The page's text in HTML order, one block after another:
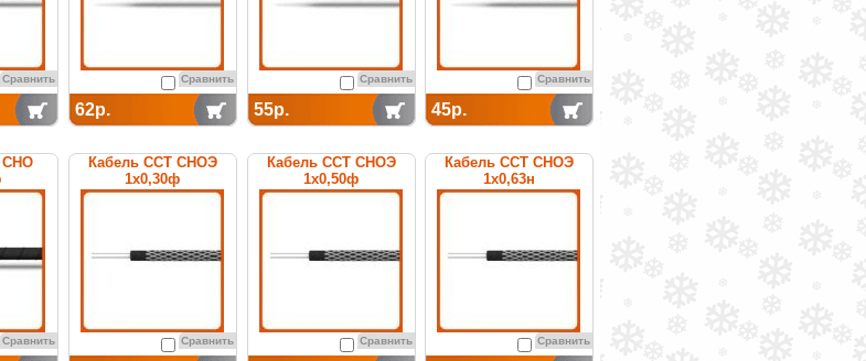
Сравнить Сравнить
62р.
Сравнить
55р.
Сравнить
45р.
СНО
Сравнить
Кабель ССТ СНОЭ
1х0,30ф
нагревательный
Сравнить
Кабель ССТ СНОЭ
1х0,50ф
нагревательный
Сравнить
Кабель ССТ СНОЭ
1х0,63н
нагревательный
Сравнить